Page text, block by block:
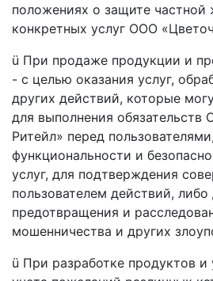
положениях о защите частной
конкретных услуг ООО
ü При продаже продукции и
- с целью оказания услуг,
других действий, которые
для выполнения
Ритейл» перед
функциональности и
услуг, для подтверждения
пользователем действий, либо
предотвращения и
мошенничества и других
ü При разработке продуктов и